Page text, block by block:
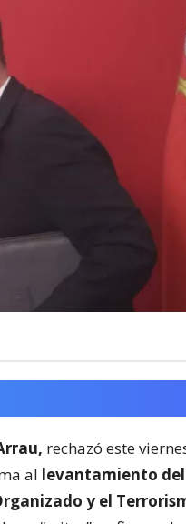
rechazó este
al levantamiento
y el